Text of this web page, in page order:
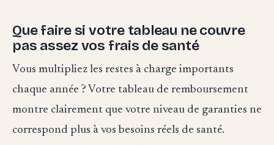
Que faire si votre tableau ne couvre
pas assez vos frais de santé
Vous multipliez les restes à charge importants
chaque année ? Votre tableau de remboursement
montre clairement que votre niveau de garanties ne
correspond plus à vos besoins réels de santé.